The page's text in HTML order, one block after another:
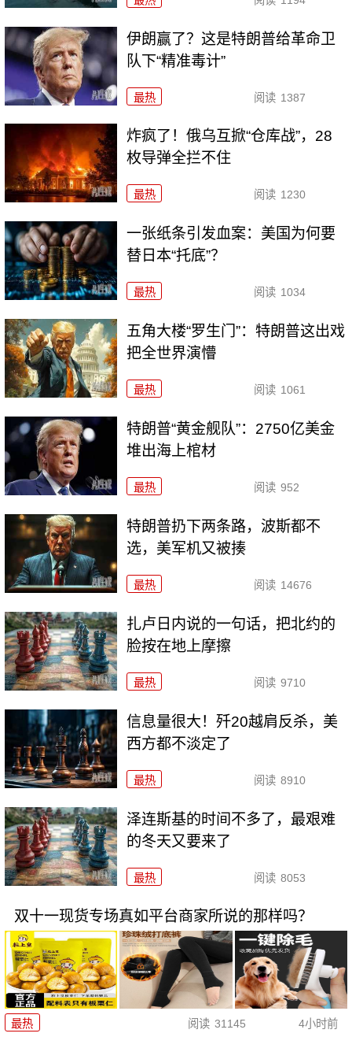
伊朗赢了？这是特朗普给革命卫
队下“精准毒计”
最热 阅读 1387
炸疯了！俄乌互掀“仓库战”，28
枚导弹全拦不住
最热 阅读 1230
一张纸条引发血案：美国为何要
替日本“托底”？
最热 阅读 1034
五角大楼“罗生门”：特朗普这出戏
把全世界演懵
最热 阅读 1061
特朗普“黄金舰队”：2750亿美金
堆出海上棺材
最热 阅读 952
特朗普扔下两条路，波斯都不
选，美军机又被揍
最热 阅读 14676
扎卢日内说的一句话，把北约的
脸按在地上摩擦
最热 阅读 9710
信息量很大！歼20越肩反杀，美
西方都不淡定了
最热 阅读 8910
泽连斯基的时间不多了，最艰难
的冬天又要来了
最热 阅读 8053
双十一现货专场真如平台商家所说的那样吗？
最热 阅读 31145 4小时前